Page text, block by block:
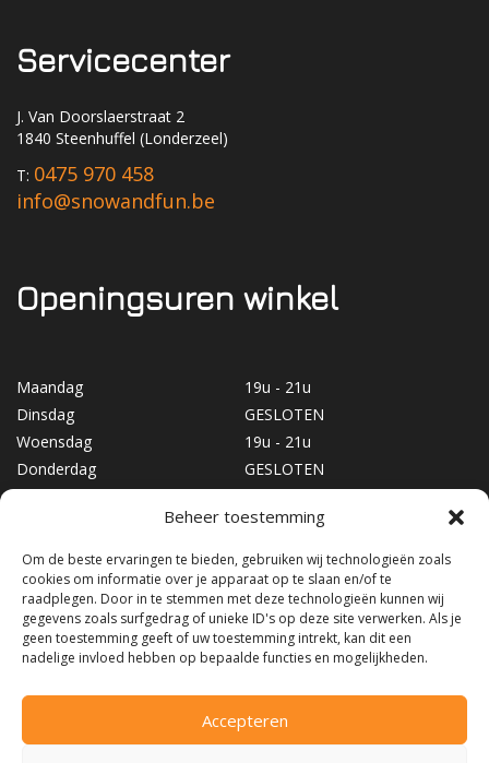
Beheer toestemming
Om de beste ervaringen te bieden, gebruiken wij technologieën zoals
cookies om informatie over je apparaat op te slaan en/of te
raadplegen. Door in te stemmen met deze technologieën kunnen wij
gegevens zoals surfgedrag of unieke ID's op deze site verwerken. Als je
geen toestemming geeft of uw toestemming intrekt, kan dit een
nadelige invloed hebben op bepaalde functies en mogelijkheden.
Accepteren
Servicecenter
J. Van Doorslaerstraat 2
1840 Steenhuffel (Londerzeel)
T: 0475 970 458
info@snowandfun.be
Openingsuren winkel
Maandag
19u - 21u
Dinsdag
GESLOTEN
Woensdag
19u - 21u
Donderdag
GESLOTEN
Vrijdag
19u - 21u
10u - 17u
Zondag
GESLOTEN